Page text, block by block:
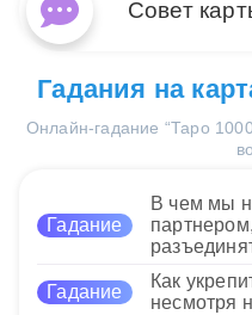
подходы для
они подчеркивают, что
развиваться согласно
рассчитывать на
факторов.
и
достигнуть
обеспечит стабильный
32 Нравится
Совет
В
Пентаклей
открытие новых
Гадания на
Онлайн-гадание “Таро
Гадание
В чем мы
Гадание
Как
несмотря